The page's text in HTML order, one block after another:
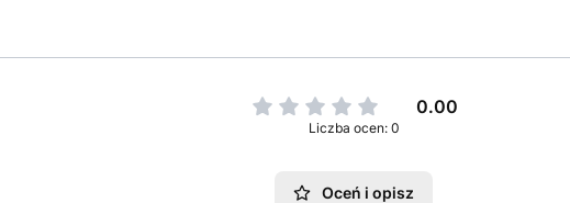
0.00
Liczba ocen: 0
Oceń i opisz